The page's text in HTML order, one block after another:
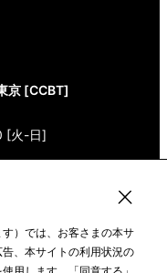
）では、お客さまの本サ
、本サイトの利用状況の
京 [CCBT]
[火-日]
4 1/1(ONE)